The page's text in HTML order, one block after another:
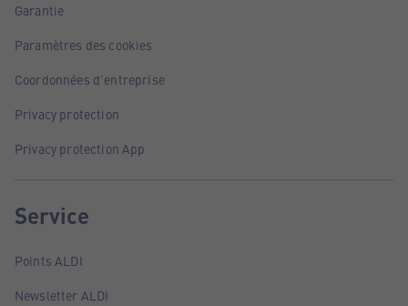
Garantie
Paramètres des cookies
Coordonnées d'entreprise
Privacy protection
Privacy protection App
Service
Points ALDI
Newsletter ALDI